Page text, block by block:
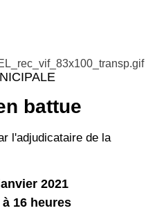
battue
l'adjudicataire de la
2021
16 heures